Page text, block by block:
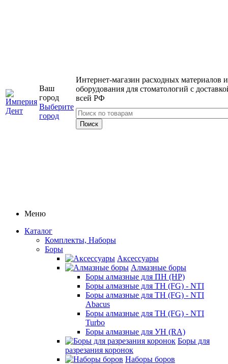
Ваш
город
Выберите
город
Интернет-магазин расходных материалов и
оборудования для стоматологий с
всей РФ
Меню
Каталог
Комплекты, Наборы
Боры
Аксессуары
Алмазные боры
Боры алмазные для ПН (HP)
Боры алмазные для ТН (FG) - NTI
Боры алмазные для ТН (FG) - NTI
Abacus
Боры алмазные для ТН (FG) - NTI
Turbo
Боры алмазные для УН (RA)
Боры для
разрезания коронок
Наборы боров